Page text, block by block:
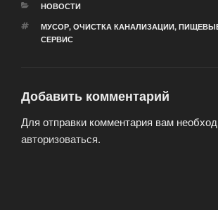
РУБРИКИ
НОВОСТИ
МЕТКИ
МУСОР, ОЧИСТКА КАНАЛИЗАЦИИ,
СЕРВИС
Добавить комментарий
Для отправки комментария вам
авторизоваться.